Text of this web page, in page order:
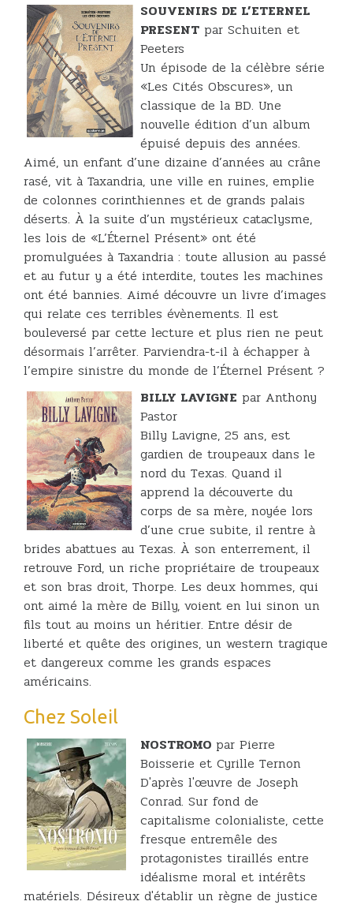
SOUVENIRS DE L’ETERNEL
PRESENT par Schuiten et
Peeters
Un épisode de la célèbre série
«Les Cités Obscures», un
classique de la BD. Une
nouvelle édition d’un album
épuisé depuis des années.
Aimé, un enfant d’une dizaine d’années au crâne
rasé, vit à Taxandria, une ville en ruines, emplie
de colonnes corinthiennes et de grands palais
déserts. À la suite d’un mystérieux cataclysme,
les lois de «L’Éternel Présent» ont été
promulguées à Taxandria : toute allusion au passé
et au futur y a été interdite, toutes les machines
ont été bannies. Aimé découvre un livre d’images
qui relate ces terribles évènements. Il est
bouleversé par cette lecture et plus rien ne peut
désormais l’arrêter. Parviendra-t-il à échapper à
l’empire sinistre du monde de l’Éternel Présent ?
BILLY LAVIGNE par Anthony
Pastor
Billy Lavigne, 25 ans, est
gardien de troupeaux dans le
nord du Texas. Quand il
apprend la découverte du
corps de sa mère, noyée lors
d’une crue subite, il rentre à
brides abattues au Texas. À son enterrement, il
retrouve Ford, un riche propriétaire de troupeaux
et son bras droit, Thorpe. Les deux hommes, qui
ont aimé la mère de Billy, voient en lui sinon un
fils tout au moins un héritier. Entre désir de
liberté et quête des origines, un western tragique
et dangereux comme les grands espaces
américains.
Chez Soleil
NOSTROMO par Pierre
Boisserie et Cyrille Ternon
D'après l'œuvre de Joseph
Conrad. Sur fond de
capitalisme colonialiste, cette
fresque entremêle des
protagonistes tiraillés entre
idéalisme moral et intérêts
matériels. Désireux d'établir un règne de justice